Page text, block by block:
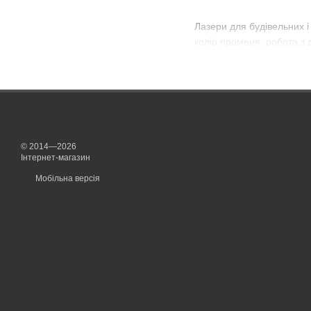
Лазери для будівельних і
колір променя, робота з
© 2014—2026
Інтернет-магазин
Мобільна версія